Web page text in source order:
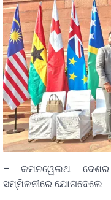
– କମନୱେଲଥ ଦେଶର
ସମ୍ମିଳନୀରେ ଯୋଗଦେଲେ